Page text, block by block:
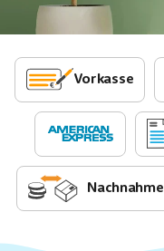
Vorkasse
Nachnahme